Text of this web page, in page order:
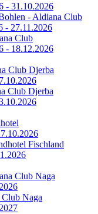
- 31.10.2026
- Aldiana Club
- 27.11.2026
Club
- 18.12.2026
Club Djerba
Club Djerba
Fischland
Club Naga
Naga